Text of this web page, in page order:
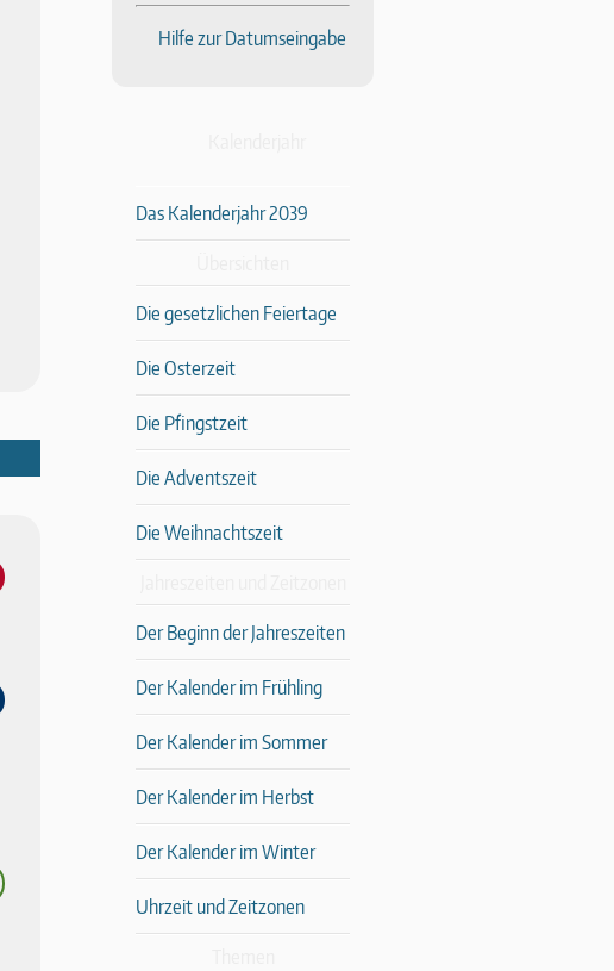
Hilfe zur Datumseingabe
Das Kalenderjahr 2039
Die gesetzlichen Feiertage
Die Osterzeit
Die Pfingstzeit
Die Adventszeit
Die Weihnachtszeit
Der Beginn der Jahreszeiten
Der Kalender im Frühling
Der Kalender im Sommer
Der Kalender im Herbst
Der Kalender im Winter
Uhrzeit und Zeitzonen